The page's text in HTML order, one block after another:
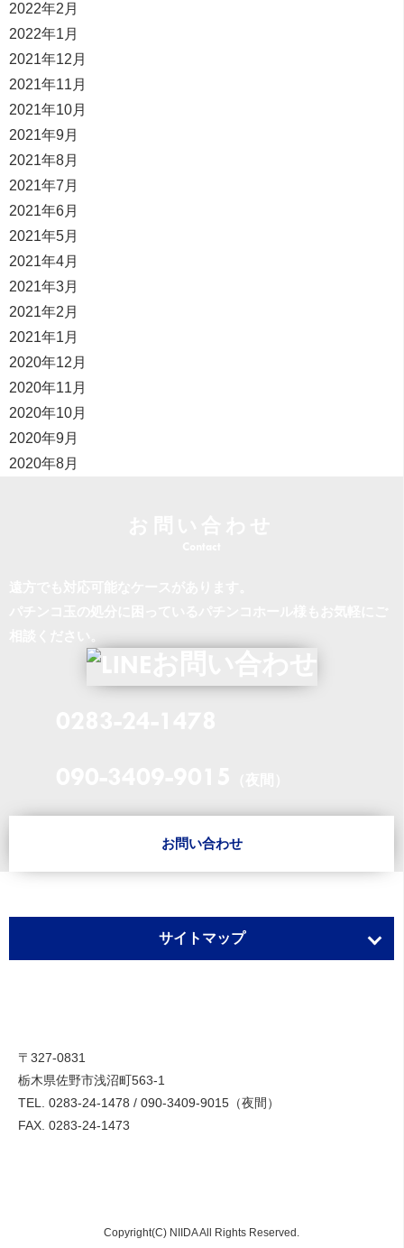
2022年2月
2022年1月
2021年12月
2021年11月
2021年10月
2021年9月
2021年8月
2021年7月
2021年6月
2021年5月
2021年4月
2021年3月
2021年2月
2021年1月
2020年12月
2020年11月
2020年10月
2020年9月
2020年8月
お問い合わせ
サイトマップ
スタッフブログ
買いたい
〒327-0831
栃木県佐野市浅沼町563-1
TEL. 0283-24-1478 / 090-3409-9015（夜間）
FAX. 0283-24-1473
Copyright(C) NIIDA All Rights Reserved.